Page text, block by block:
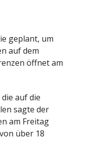
geplant, um
auf dem
öffnet am
auf die
sagte der
am Freitag
über 18